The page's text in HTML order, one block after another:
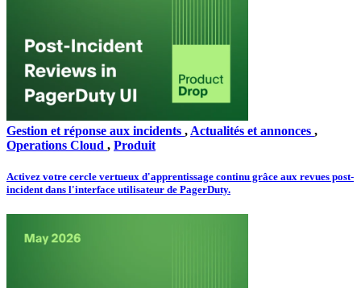
Gestion et réponse aux incidents , Actualités et annonces ,
Operations Cloud , Produit
Activez votre cercle vertueux d'apprentissage continu grâce aux revues post-
incident dans l'interface utilisateur de PagerDuty.